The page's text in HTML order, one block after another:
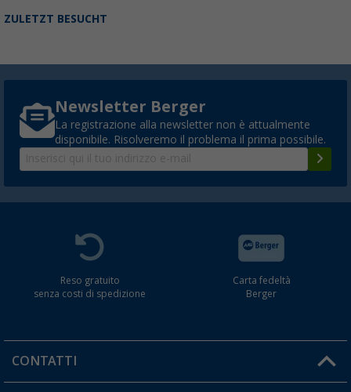
ZULETZT BESUCHT
Newsletter Berger
La registrazione alla newsletter non è attualmente
disponibile. Risolveremo il problema il prima possibile.
Reso gratuito
senza costi di spedizione
Carta fedeltà
Berger
CONTATTI